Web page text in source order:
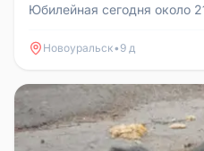
Юбилейная сегодня около
Новоуральск• 9 д